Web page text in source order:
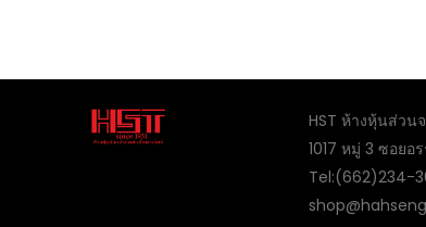
HST ห้างหุ้นส่วน
1017 หมู่ 3 ซอยอ
Tel:(662)234-